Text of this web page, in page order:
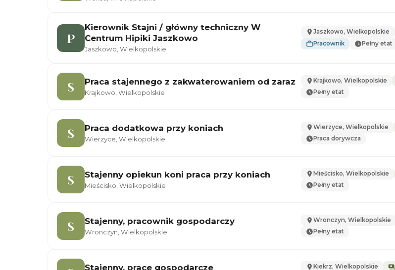
P
Kierownik Stajni / główny techniczny W
Centrum Hipiki Jaszkowo
Jaszkowo, Wielkopolskie
Jaszkowo, Wielkopolskie
Pracownik
Pełny etat
S Praca stajennego z zakwaterowaniem od zaraz
Krajkowo, Wielkopolskie
Krajkowo, Wielkopolskie
Pełny etat
S Praca dodatkowa przy koniach
Wierzyce, Wielkopolskie
Wierzyce, Wielkopolskie
Praca dorywcza
S Stajenny opiekun koni praca przy koniach
Mieścisko, Wielkopolskie
Mieścisko, Wielkopolskie
Pełny etat
S Stajenny, pracownik gospodarczy
Wronczyn, Wielkopolskie
Wronczyn, Wielkopolskie
Pełny etat
Stajenny, prace gospodarcze Kiekrz, Wielkopolskie